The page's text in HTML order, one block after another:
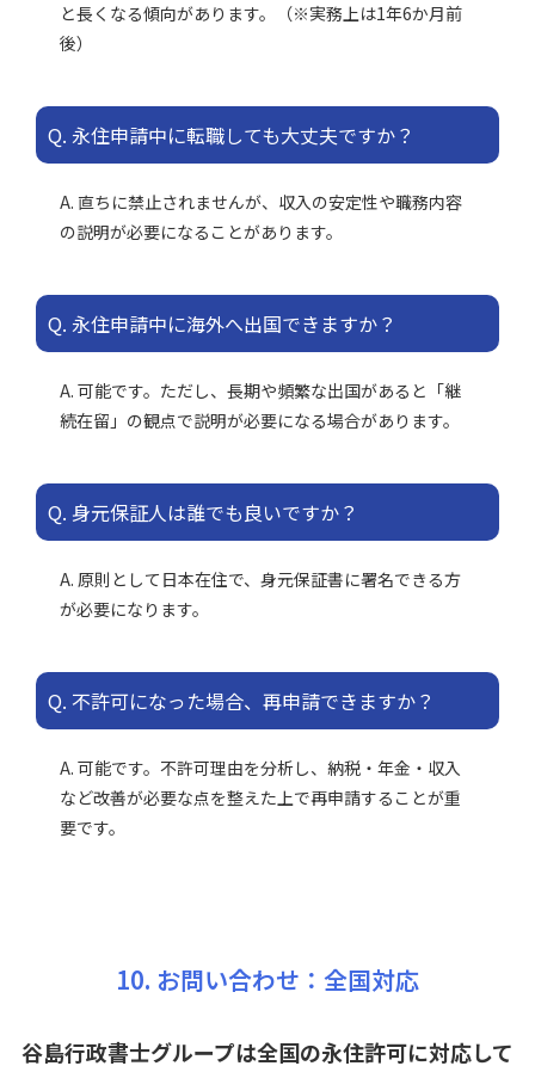
と長くなる傾向があります。（※実務上は1年6か月前
後）
Q. 永住申請中に転職しても大丈夫ですか？
A. 直ちに禁止されませんが、収入の安定性や職務内容
の説明が必要になることがあります。
Q. 永住申請中に海外へ出国できますか？
A. 可能です。ただし、長期や頻繁な出国があると「継
続在留」の観点で説明が必要になる場合があります。
Q. 身元保証人は誰でも良いですか？
A. 原則として日本在住で、身元保証書に署名できる方
が必要になります。
Q. 不許可になった場合、再申請できますか？
A. 可能です。不許可理由を分析し、納税・年金・収入
など改善が必要な点を整えた上で再申請することが重
要です。
10. お問い合わせ：全国対応
谷島行政書士グループは全国の永住許可に対応して